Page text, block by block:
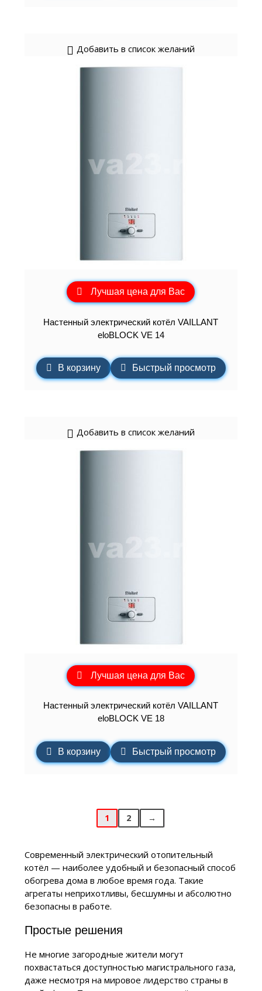
Добавить в список желаний
Лучшая цена для Вас
Настенный электрический котёл VAILLANT
eloBLOCK VE 14
В корзину Быстрый просмотр
Добавить в список желаний
Лучшая цена для Вас
Настенный электрический котёл VAILLANT
eloBLOCK VE 18
В корзину Быстрый просмотр
1 2 →
Современный электрический отопительный
котёл — наиболее удобный и безопасный способ
обогрева дома в любое время года. Такие
агрегаты неприхотливы, бесшумны и абсолютно
безопасны в работе.
Простые решения
Не многие загородные жители могут
похвастаться доступностью магистрального газа,
даже несмотря на мировое лидерство страны в